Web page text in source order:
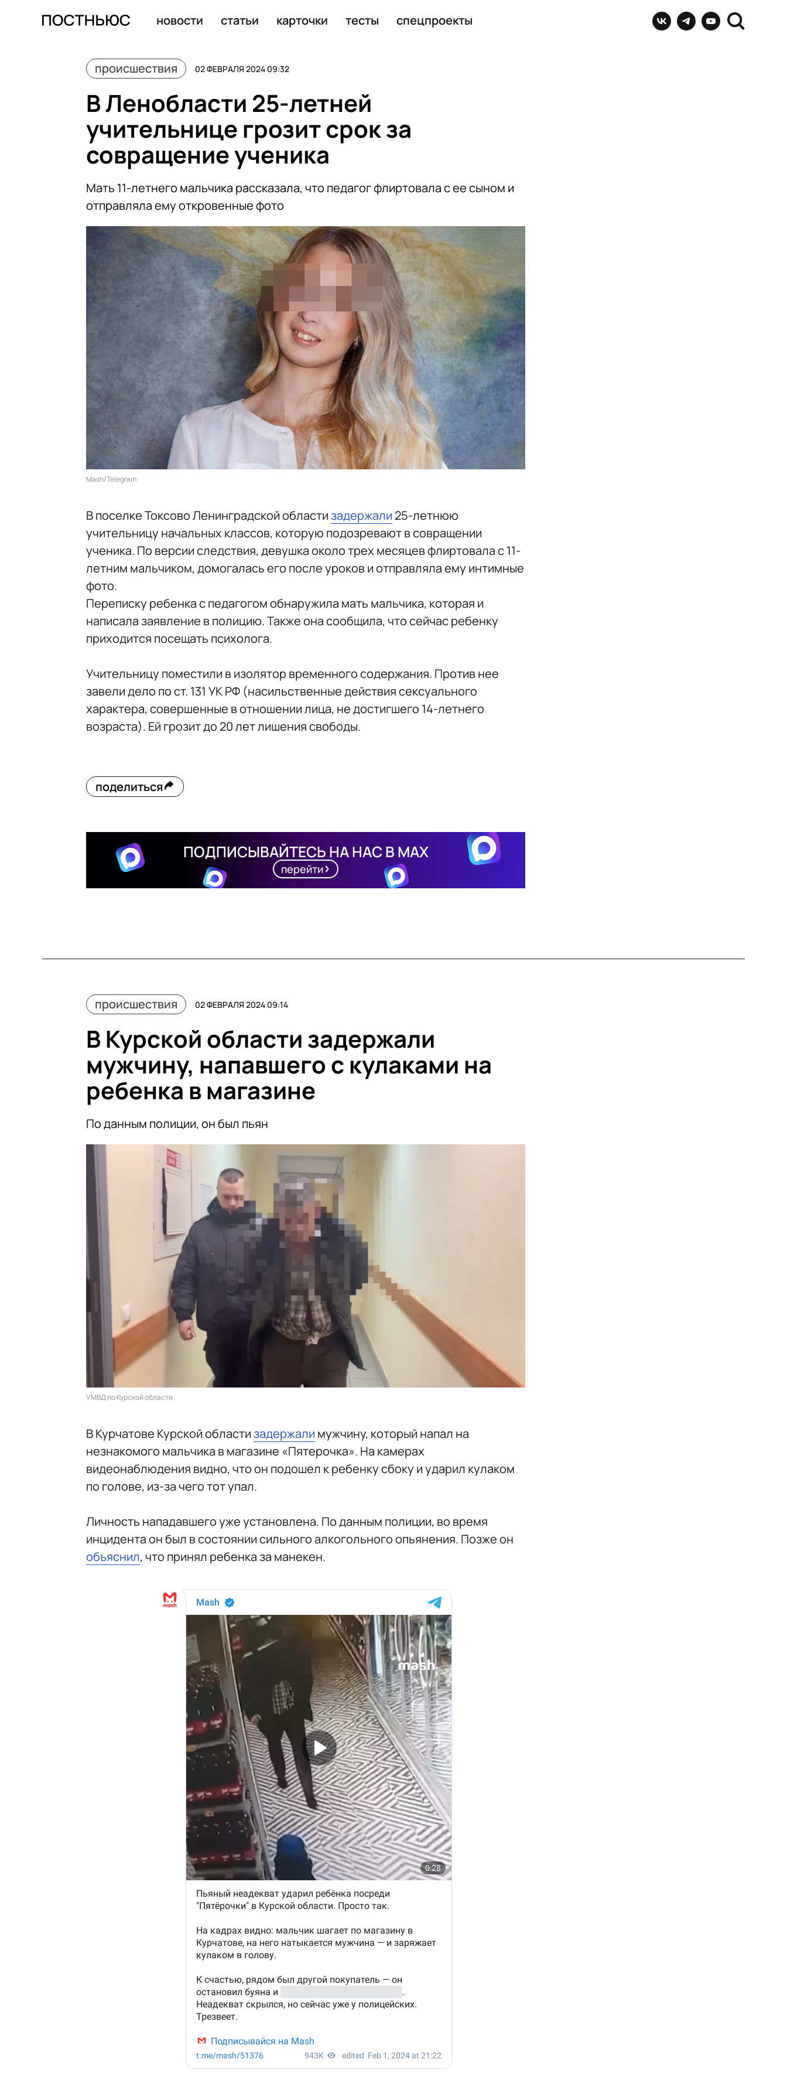
новости статьи карточки тесты спецпроекты
происшествия 02 ФЕВРАЛЯ 2024 09:32
В Ленобласти 25-летней
учительнице грозит срок за
совращение ученика
Мать 11-летнего мальчика рассказала, что педагог флиртовала с ее сыном и
отправляла ему откровенные фото
Mash/Telegram
В поселке Токсово Ленинградской областизадержали 25-летнюю
учительницу начальных классов, которую подозревают в совращении
ученика. По версии следствия, девушка около трех месяцев флиртовала с 11-
летним мальчиком, домогалась его после уроков и отправляла ему интимные
фото.
Переписку ребенка с педагогом обнаружила мать мальчика, которая и
написала заявление в полицию. Также она сообщила, что сейчас ребенку
приходится посещать психолога.
Учительницу поместили в изолятор временного содержания. Против нее
завели дело по ст. 131 УК РФ (насильственные действия сексуального
характера, совершенные в отношении лица, не достигшего 14-летнего
возраста). Ей грозит до 20 лет лишения свободы.
поделиться
ПОДПИСЫВАЙТЕСЬ НА НАС В MAX
перейти
происшествия 02 ФЕВРАЛЯ 2024 09:14
В Курской области задержали
мужчину, напавшего с кулаками на
ребенка в магазине
По данным полиции, он был пьян
УМВД по Курской области
В Курчатове Курской областизадержали мужчину, который напал на
незнакомого мальчика в магазине «Пятерочка». На камерах
видеонаблюдения видно, что он подошел к ребенку сбоку и ударил кулаком
по голове, из-за чего тот упал.
Личность нападавшего уже установлена. По данным полиции, во время
инцидента он был в состоянии сильного алкогольного опьянения. Позже он
объяснил, что принял ребенка за манекен.